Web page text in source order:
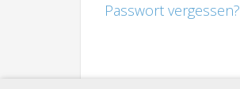
Passwort vergessen?